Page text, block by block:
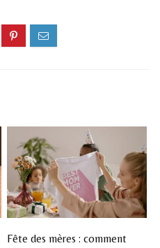
Fête des mères : comment